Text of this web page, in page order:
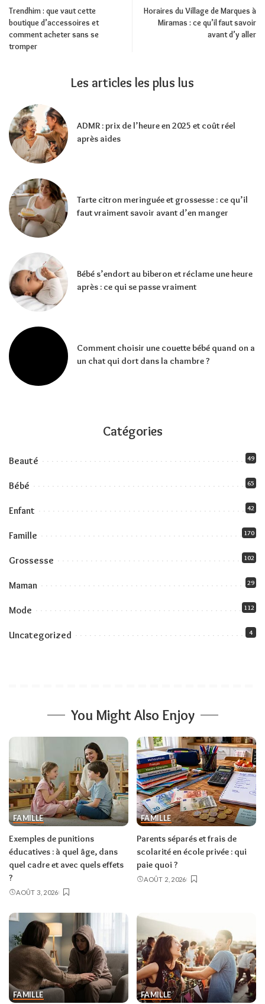
Trendhim : que vaut cette
boutique d’accessoires et
comment acheter sans se
tromper
Horaires du Village de Marques à
Miramas : ce qu’il faut savoir
avant d’y aller
Les articles les plus lus
ADMR : prix de l’heure en 2025 et coût réel
après aides
Tarte citron meringuée et grossesse : ce qu’il
faut vraiment savoir avant d’en manger
Bébé s’endort au biberon et réclame une heure
après : ce qui se passe vraiment
Comment choisir une couette bébé quand on a
un chat qui dort dans la chambre ?
Catégories
Beauté 49
Bébé 65
Enfant 42
Famille 170
Grossesse 102
Maman 29
Mode 112
Uncategorized 4
You Might Also Enjoy
FAMILLE
Exemples de punitions
éducatives : à quel âge, dans
quel cadre et avec quels effets
?
AOÛT 3, 2026
FAMILLE
Parents séparés et frais de
scolarité en école privée : qui
paie quoi ?
AOÛT 2, 2026
FAMILLE FAMILLE